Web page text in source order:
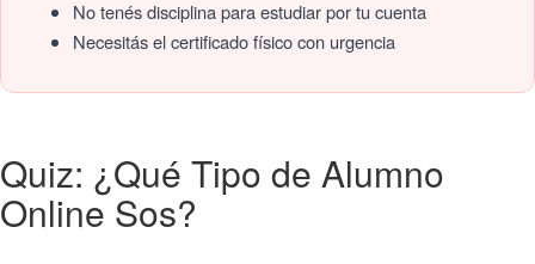
No tenés disciplina para estudiar por tu cuenta
Necesitás el certificado físico con urgencia
Quiz: ¿Qué Tipo de Alumno
Online Sos?